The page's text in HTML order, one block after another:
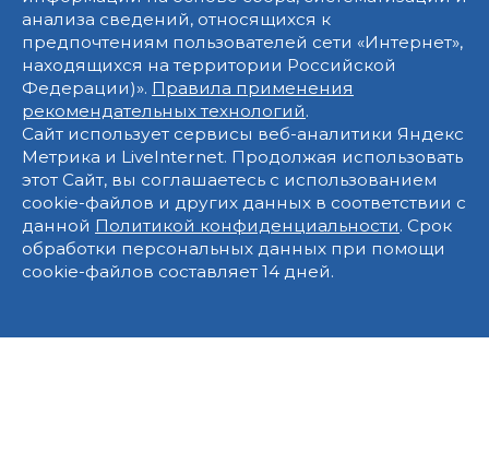
анализа сведений, относящихся к
предпочтениям пользователей сети «Интернет»,
находящихся на территории Российской
Федерации)». Правила применения
рекомендательных технологий.
Сайт использует сервисы веб-аналитики Яндекс
Метрика и LiveInternet. Продолжая использовать
этот Сайт, вы соглашаетесь с использованием
cookie-файлов и других данных в соответствии с
данной Политикой конфиденциальности. Срок
обработки персональных данных при помощи
cookie-файлов составляет 14 дней.